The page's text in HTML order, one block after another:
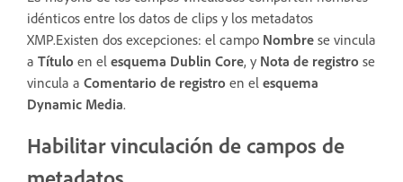
idénticos entre los datos de clips y los metadatos
XMP.Existen dos excepciones: el campo Nombre se vincula
a Título en el esquema Dublin Core, y Nota de registro se
vincula a Comentario de registro en el esquema
Dynamic Media.
Habilitar vinculación de campos de